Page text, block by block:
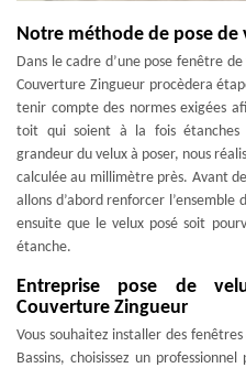
Notre méthode de pose de
Dans le cadre d’une pose fenêtre
Couverture Zingueur procèdera
tenir compte des normes exigées
toit qui soient à la fois
grandeur du velux à poser, nous
calculée au millimètre près. Avant
allons d’abord renforcer l’ensemble
ensuite que le velux posé soit
étanche.
Entreprise pose de
Couverture Zingueur
Vous souhaitez installer des
Bassins, choisissez un